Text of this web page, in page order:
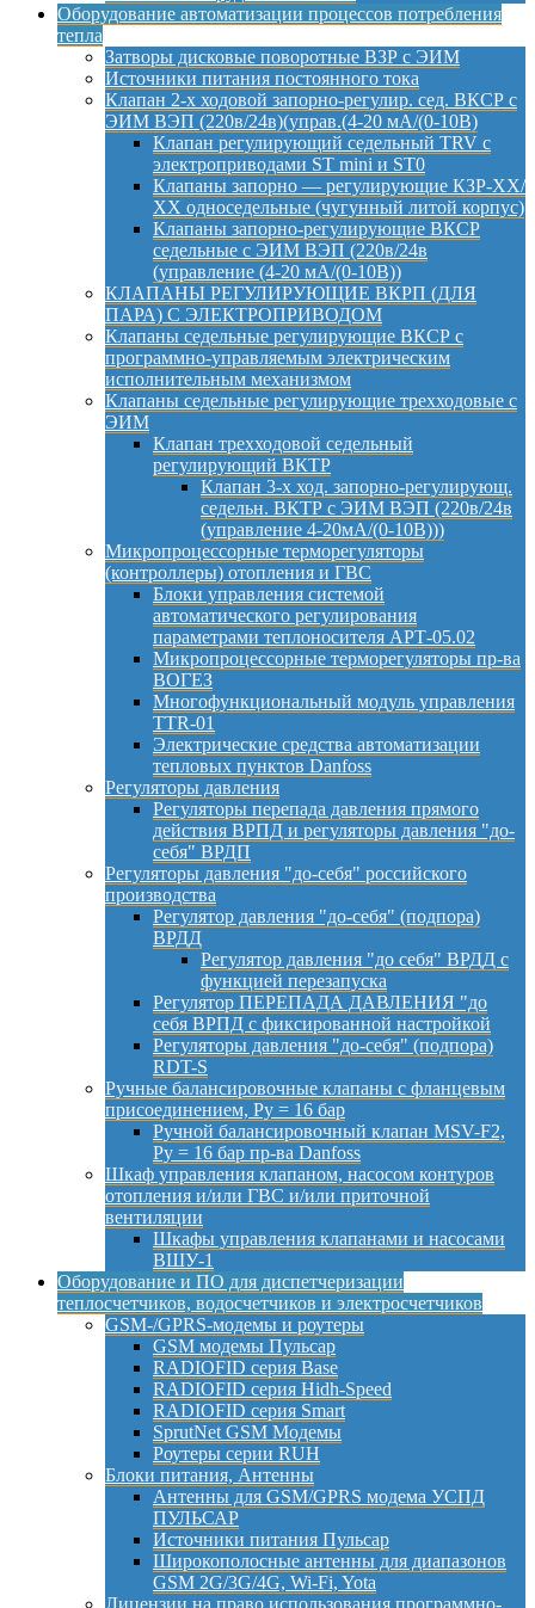
Оборудование автоматизации процессов потребления
тепла
Затворы дисковые поворотные ВЗР с ЭИМ
Источники питания постоянного тока
Клапан 2-х ходовой запорно-регулир. сед. ВКСР с
ЭИМ ВЭП (220в/24в)(управ.(4-20 мА/(0-10В)
Клапан регулирующий седельный TRV с
электроприводами ST mini и ST0
Клапаны запорно — регулирующие КЗР-ХХ/
ХХ односедельные (чугунный литой корпус)
Клапаны запорно-регулирующие ВКСР
седельные с ЭИМ ВЭП (220в/24в
(управление (4-20 мА/(0-10В))
КЛАПАНЫ РЕГУЛИРУЮЩИЕ ВКРП (ДЛЯ
ПАРА) С ЭЛЕКТРОПРИВОДОМ
Клапаны седельные регулирующие ВКСР с
программно-управляемым электрическим
исполнительным механизмом
Клапаны седельные регулирующие трехходовые с
ЭИМ
Клапан трехходовой седельный
регулирующий ВКТР
Клапан 3-х ход. запорно-регулирующ.
седельн. ВКТР с ЭИМ ВЭП (220в/24в
(управление 4-20мА/(0-10В)))
Микропроцессорные терморегуляторы
(контроллеры) отопления и ГВС
Блоки управления системой
автоматического регулирования
параметрами теплоносителя АРТ-05.02
Микропроцессорные терморегуляторы пр-ва
ВОГЕЗ
Многофункциональный модуль управления
TTR-01
Электрические средства автоматизации
тепловых пунктов Danfoss
Регуляторы давления
Регуляторы перепада давления прямого
действия ВРПД и регуляторы давления "до-
себя" ВРДП
Регуляторы давления "до-себя" российского
производства
Регулятор давления "до-себя" (подпора)
ВРДД
Регулятор давления "до себя" ВРДД с
функцией перезапуска
Регулятор ПЕРЕПАДА ДАВЛЕНИЯ "до
себя ВРПД с фиксированной настройкой
Регуляторы давления "до-себя" (подпора)
RDT-S
Ручные балансировочные клапаны с фланцевым
присоединением, Py = 16 бар
Ручной балансировочный клапан MSV-F2,
Py = 16 бар пр-ва Danfoss
Шкаф управления клапаном, насосом контуров
отопления и/или ГВС и/или приточной
вентиляции
Шкафы управления клапанами и насосами
ВШУ-1
Оборудование и ПО для диспетчеризации
теплосчетчиков, водосчетчиков и электросчетчиков
GSM-/GPRS-модемы и роутеры
GSM модемы Пульсар
RADIOFID серия Base
RADIOFID серия Hidh-Speed
RADIOFID серия Smart
SprutNet GSM Модемы
Роутеры серии RUH
Блоки питания, Антенны
Антенны для GSM/GPRS модема УСПД
ПУЛЬСАР
Источники питания Пульсар
Широкополосные антенны для диапазонов
GSM 2G/3G/4G, Wi-Fi, Yota
Лицензии на право использования программно-